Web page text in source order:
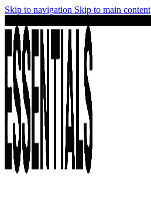
Skip to navigation Skip to main content